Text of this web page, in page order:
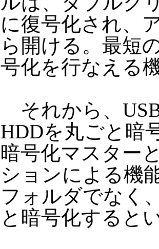
に復号化され、
ら開ける。最短
号化を行なえる
それから、
HDDを丸ごと暗
暗号化マスター
ションによる機
フォルダでなく
と暗号化すると